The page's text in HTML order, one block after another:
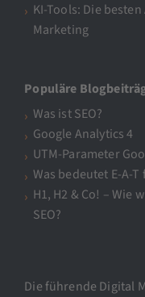
KI-Tools: Die
Marketing
Populäre
Was ist SEO?
Google Analytics 4
UTM-Parameter
Was bedeutet E-A-
H1, H2 & Co! –
SEO?
Die führende Digital